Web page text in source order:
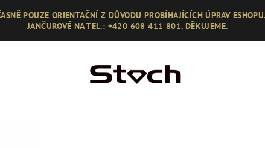
POUZE ORIENTAČNÍ Z DŮVODU PROBÍHAJÍCÍCH ÚPRAV
JANČUROVÉ NA TEL.: +420 608 411 801. DĚKUJEME.